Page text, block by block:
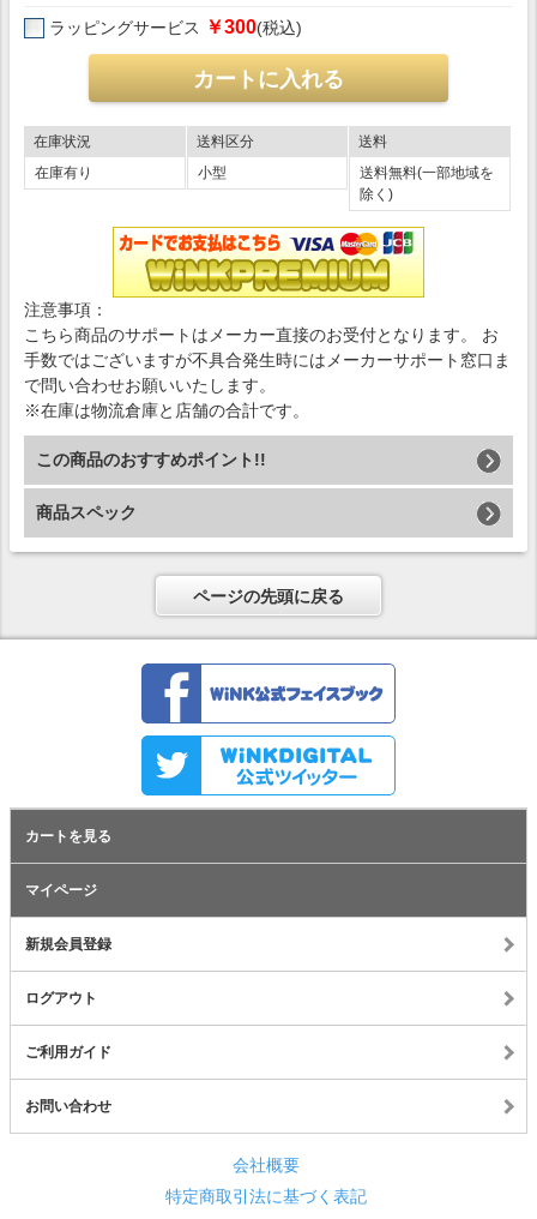
ラッピングサービス ￥300(税込)
在庫状況
在庫有り
送料区分
小型
送料
送料無料(一部地域を
除く)
注意事項：
こちら商品のサポートはメーカー直接のお受付となります。 お
手数ではございますが不具合発生時にはメーカーサポート窓口ま
で問い合わせお願いいたします。
※在庫は物流倉庫と店舗の合計です。
この商品のおすすめポイント!!
商品スペック
ページの先頭に戻る
カートを見る
マイページ
新規会員登録
ログアウト
ご利用ガイド
お問い合わせ
会社概要
特定商取引法に基づく表記